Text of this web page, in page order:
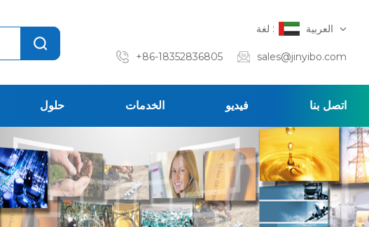
لغة : العربية
+86-18352836805 sales@jinyibo.com
حلول الخدمات فيديو اتصل بنا